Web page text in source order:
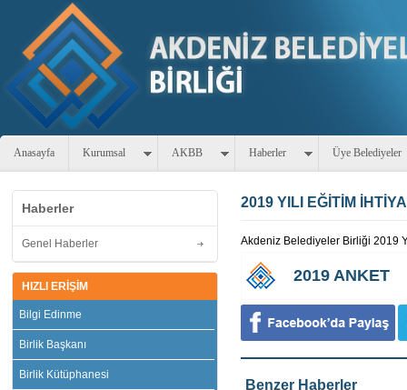
Anasayfa Kurumsal AKBB Haberler Üye Belediyeler
Haberler
Genel Haberler
HIZLI ERİŞİM
Bilgi Edinme
Birlik Başkanı
Birlik Kütüphanesi
2019 YILI EĞİTİM
Akdeniz Belediyeler Birliği 2019
2019 ANKET
Benzer Haberler